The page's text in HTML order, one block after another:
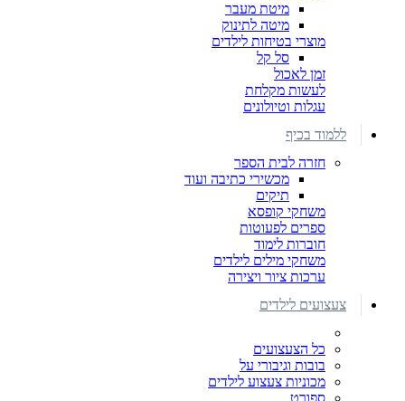
מיטת מעבר
מיטה לתינוק
מוצרי בטיחות לילדים
סל קל
זמן לאכול
לעשות מקלחת
עגלות וטיולונים
ללמוד בכיף
חזרה לבית הספר
מכשירי כתיבה ועוד
תיקים
משחקי קופסא
ספרים לפעוטות
חוברות לימוד
משחקי מילים לילדים
ערכות ציור ויצירה
צעצועים לילדים
כל הצעצועים
בובות וגיבורי על
מכוניות צעצוע לילדים
ספורט